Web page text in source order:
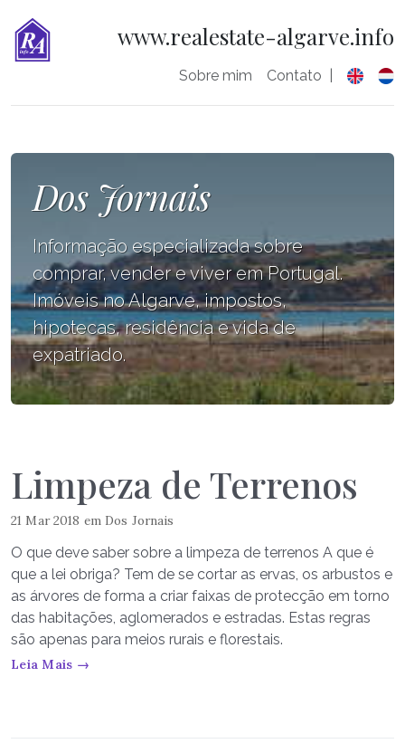
www.realestate-algarve.info
Sobre mim Contato
Dos Jornais
Informação especializada sobre
comprar, vender e viver em Portugal.
Imóveis no Algarve, impostos,
hipotecas, residência e vida de
expatriado.
Limpeza de Terrenos
21 Mar 2018 em Dos Jornais
O que deve saber sobre a limpeza de terrenos A que é
que a lei obriga? Tem de se cortar as ervas, os arbustos e
as árvores de forma a criar faixas de protecção em torno
das habitações, aglomerados e estradas. Estas regras
são apenas para meios rurais e florestais.
Leia Mais →